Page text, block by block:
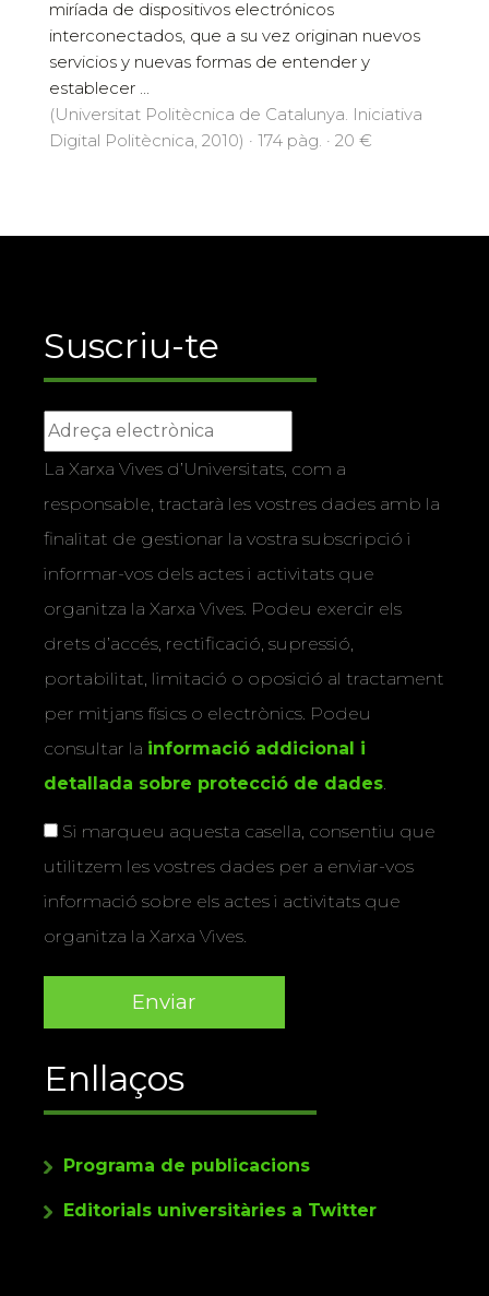
miríada de dispositivos electrónicos
interconectados, que a su vez originan nuevos
servicios y nuevas formas de entender y
establecer ...
(Universitat Politècnica de Catalunya. Iniciativa
Digital Politècnica, 2010) · 174 pàg. · 20 €
Suscriu-te
La Xarxa Vives d’Universitats, com a
responsable, tractarà les vostres dades amb la
finalitat de gestionar la vostra subscripció i
informar-vos dels actes i activitats que
organitza la Xarxa Vives. Podeu exercir els
drets d’accés, rectificació, supressió,
portabilitat, limitació o oposició al tractament
per mitjans físics o electrònics. Podeu
consultar la informació addicional i
detallada sobre protecció de dades.
Si marqueu aquesta casella, consentiu que
utilitzem les vostres dades per a enviar-vos
informació sobre els actes i activitats que
organitza la Xarxa Vives.
Enllaços
Programa de publicacions
Editorials universitàries a Twitter